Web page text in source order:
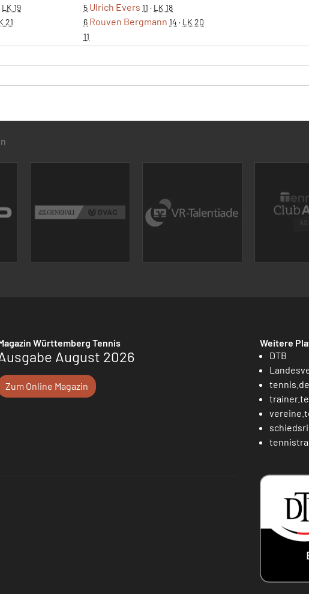
LK 19
21
5 Ulrich Evers 11 · LK 18
6 Rouven Bergmann 14 · LK 20
11
Württemberg Tennis
August 2026
Zum Online Magazin
Weitere
DTB
tennis.de